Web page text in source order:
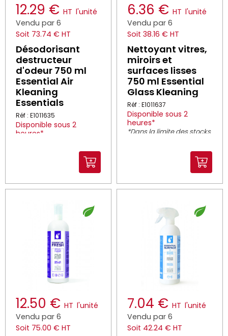
12.29 € HT l'unité
Vendu par 6
Soit 73.74 € HT
Désodorisant
destructeur
d'odeur 750 ml
Essential Air
Kleaning
Essentials
Réf : E1011635
Disponible sous 2
heures*
6.36 € HT l'unité
Vendu par 6
Soit 38.16 € HT
Nettoyant vitres,
miroirs et
surfaces lisses
750 ml Essential
Glass Kleaning
Réf : E1011637
Disponible sous 2
heures*
*Dans la limite des stocks
12.50 € HT l'unité
Vendu par 6
Soit 75.00 € HT
7.04 € HT l'unité
Vendu par 6
Soit 42.24 € HT